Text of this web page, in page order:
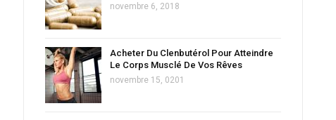
novembre 6, 2018
Acheter Du Clenbutérol Pour Atteindre
Le Corps Musclé De Vos Rêves
novembre 15, 0201